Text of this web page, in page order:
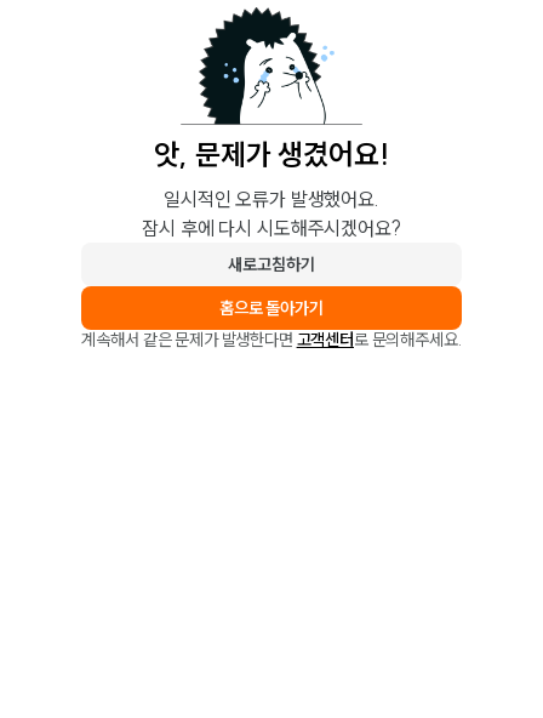
앗, 문제가 생겼어요!
일시적인 오류가 발생했어요.
잠시 후에 다시 시도해주시겠어요?
새로고침하기
홈으로 돌아가기
계속해서 같은 문제가 발생한다면 고객센터로 문의해주세요.